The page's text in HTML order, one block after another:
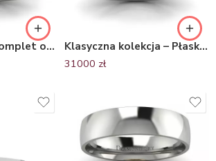
Blask miłości – Komplet obrączek ślubnych z platyny z diamentami, mat
Klasyczna kolekcja – Płaskie obrączki ślubne z platyny brylantami
31000 zł